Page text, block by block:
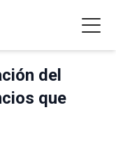
del
que